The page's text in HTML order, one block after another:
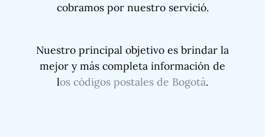
cobramos por nuestro servició.
Nuestro principal objetivo es brindar la
mejor y más completa información de
los códigos postales de Bogotá.